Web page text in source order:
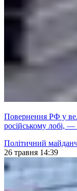
Повернення РФ у
російському лобі,
Політичний
26 травня 14:39